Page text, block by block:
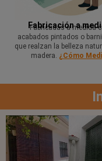
Fabricación a
Fabricadas a medida
acabados pintados o
que realzan la belleza
madera. ¿Cómo